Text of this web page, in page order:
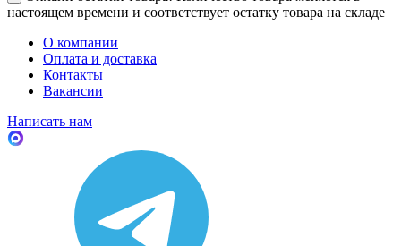
настоящем времени и соответствует остатку товара на складе
О компании
Оплата и доставка
Контакты
Вакансии
Написать нам